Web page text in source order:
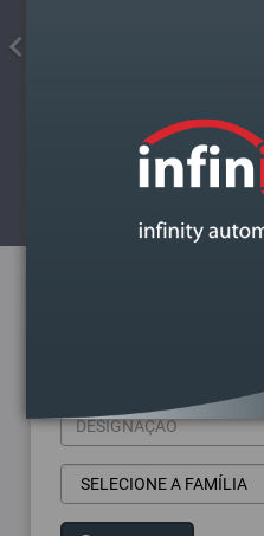
Visualizar